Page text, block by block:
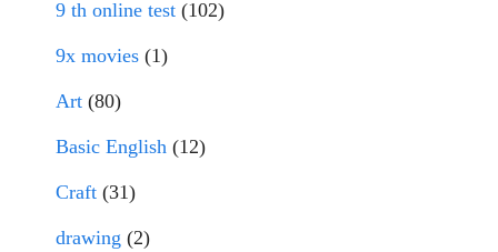
9 th online test (102)
9x movies (1)
Art (80)
Basic English (12)
Craft (31)
drawing (2)